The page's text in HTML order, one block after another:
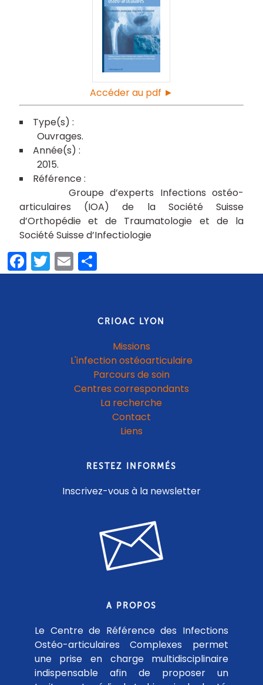
Accéder au pdf ►
Ouvrages
2015
Groupe d’experts Infections ostéo-
articulaires (IOA) de la Société Suisse
d’Orthopédie et de Traumatologie et de la
Société Suisse d’Infectiologie
Facebook
Twitter
EmailPartager
CRIOAC LYON
Missions
L'infection ostéoarticulaire
Parcours de soin
Centres correspondants
La recherche
Contact
Liens
RESTEZ INFORMÉS
Inscrivez-vous à la newsletter
A PROPOS
Le Centre de Référence des Infections
Ostéo-articulaires Complexes permet
une prise en charge multidisciplinaire
indispensable afin de proposer un